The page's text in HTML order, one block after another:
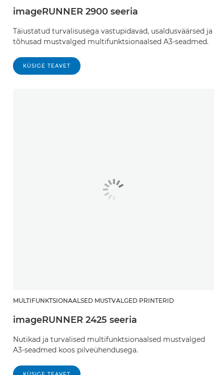
imageRUNNER 2900 seeria
Täiustatud turvalisusega vastupidavad, usaldusväärsed ja
tõhusad mustvalged multifunktsionaalsed A3-seadmed.
KÜSIGE TEAVET
MULTIFUNKTSIONAALSED MUSTVALGED PRINTERID
imageRUNNER 2425 seeria
Nutikad ja turvalised multifunktsionaalsed mustvalged
A3-seadmed koos pilveühendusega.